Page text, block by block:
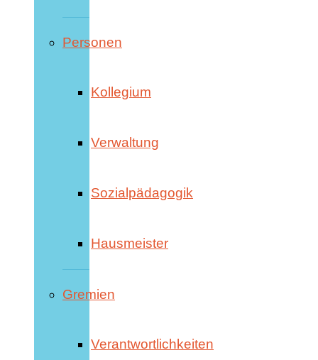
Personen
Kollegium
Verwaltung
Sozialpädagogik
Hausmeister
Gremien
Verantwortlichkeiten